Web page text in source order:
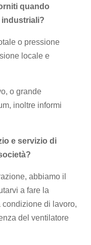
della pioggia
sensore di
strumento del
di sistema, del
carro armato
quando
o pressione
locale e
o grande
inoltre informi
e servizio di
abbiamo il
a fare la
di lavoro,
del ventilatore